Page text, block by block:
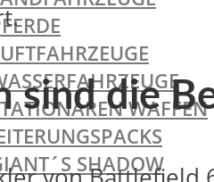
WAFFEN
SHADOW
sind die